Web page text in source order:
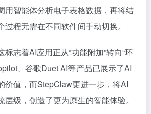
用智能体分析电子表格数据，再将结
程无需在不同软件间手动切换。
标志着AI应用正从“功能附加”转向“环
、谷歌Duet AI等产品已展示了AI
价值，而StepClaw更进一步，将AI
级，创造了更为原生的智能体验。